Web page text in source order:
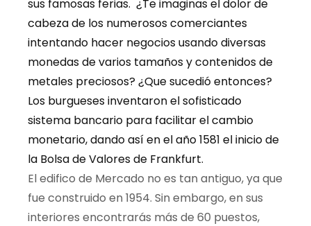
sus famosas ferias. ¿Te imaginas el dolor de
cabezade los numerososcomerciantes
intentando hacer negocios usando diversas
monedas de varios tamañosy contenidos de
metales preciosos?¿Quesucedióentonces?
Los burguesesinventaron el sofisticado
sistema bancario para facilitar el cambio
monetario,dandoasíen elaño1581 eliniciode
la BolsadeValores de Frankfurt.
Eledifico de Mercado no es tan antiguo, ya que
fue construido en 1954. Sin embargo,en sus
interiores encontrarás más de 60 puestos,